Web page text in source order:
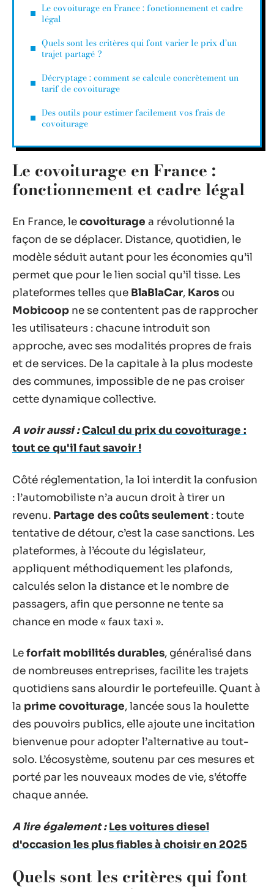
Le covoiturage en France : fonctionnement et cadre
légal
Quels sont les critères qui font varier le prix d’un
trajet partagé ?
Décryptage : comment se calcule concrètement un
tarif de covoiturage
Des outils pour estimer facilement vos frais de
covoiturage
Le covoiturage en France :
fonctionnement et cadre légal
En France, lecovoiturage a révolutionné la
façon de se déplacer. Distance, quotidien, le
modèle séduit autant pour les économies qu’il
permet que pour le lien social qu’il tisse. Les
plateformes telles que BlaBlaCar, Karos ou
Mobicoop ne se contentent pas de rapprocher
les utilisateurs : chacune introduit son
approche, avec ses modalités propres de frais
et de services. De la capitale à la plus modeste
des communes, impossible de ne pas croiser
cette dynamique collective.
A voir aussi :Calcul du prix du covoiturage :
tout ce qu'il faut savoir !
Côté réglementation, la loi interdit la confusion
: l’automobiliste n’a aucun droit à tirer un
revenu. Partage des coûts seulement : toute
tentative de détour, c’est la case sanctions. Les
plateformes, à l’écoute du législateur,
appliquent méthodiquement les plafonds,
calculés selon la distance et le nombre de
passagers, afin que personne ne tente sa
chance en mode « faux taxi ».
Leforfait mobilités durables, généralisé dans
de nombreuses entreprises, facilite les trajets
quotidiens sans alourdir le portefeuille. Quant à
la prime covoiturage, lancée sous la houlette
des pouvoirs publics, elle ajoute une incitation
bienvenue pour adopter l’alternative au tout-
solo. L’écosystème, soutenu par ces mesures et
porté par les nouveaux modes de vie, s’étoffe
chaque année.
A lire également : Les voitures diesel
d'occasion les plus fiables à choisir en 2025
Quels sont les critères qui font